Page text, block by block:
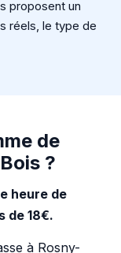
proposent un
réels, le type de
de
?
heure de
de 18€.
à Rosny-